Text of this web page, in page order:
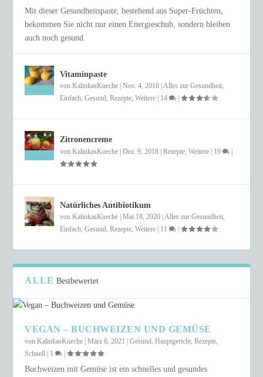
Mit dieser Gesundheitspaste, bestehend aus Super-Früchten,
bekommen Sie nicht nur einen Energieschub, sondern bleiben
auch noch gesund.
Vitaminpaste
vonKalinkasKueche |Nov. 4, 2018 |Alles zur Gesundheit,
Einfach,Gesund,Rezepte,Weitere 14 |
Zitronencreme
vonKalinkasKueche |Dez. 9, 2018 |Rezepte,Weitere 19
Natürliches Antibiotikum
vonKalinkasKueche |Mai 18, 2020 |Alles zur Gesundheit,
Einfach,Gesund,Rezepte,Weitere 11 |
ALLE Bestbewertet
VEGAN – BUCHWEIZEN UND GEMÜSE
vonKalinkasKueche |März 6, 2021 |Gesund,Hauptgericht,Rezepte,
Schnell
1 |
Buchweizen mit Gemüse ist ein schnelles und gesundes